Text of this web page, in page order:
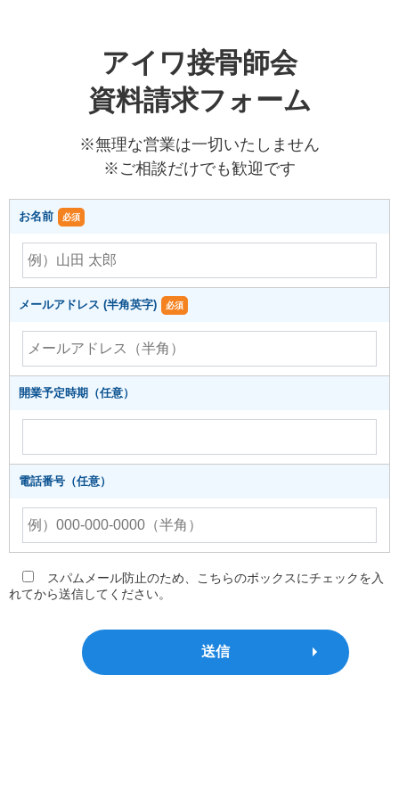
アイワ接骨師会
資料請求フォーム
※無理な営業は一切いたしません
※ご相談だけでも歓迎です
お名前 必須
メールアドレス (半角英字) 必須
開業予定時期（任意）
電話番号（任意）
スパムメール防止のため、こちらのボックスにチェックを入
れてから送信してください。